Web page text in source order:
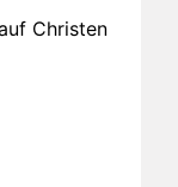
Christen